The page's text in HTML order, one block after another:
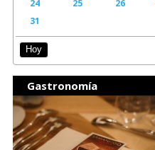
24
25 26
31
Hoy
Gastronomía